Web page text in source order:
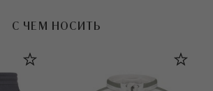
С ЧЕМ НОСИТЬ